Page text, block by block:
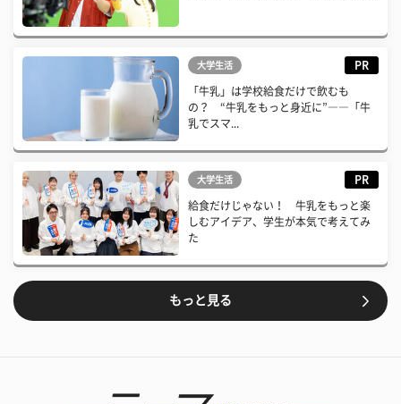
大学生活 PR
「牛乳」は学校給食だけで飲むも
の？ “牛乳をもっと身近に”――「牛
乳でスマ...
大学生活 PR
給食だけじゃない！ 牛乳をもっと楽
しむアイデア、学生が本気で考えてみ
た
もっと見る